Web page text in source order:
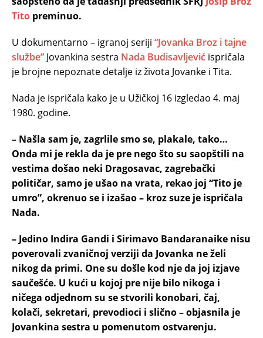
Tito preminuo.
U dokumentarno – igranoj seriji “Jovanka Broz i tajne
službe” Jovankina sestra Nada Budisavljević ispričala
je brojne nepoznate detalje iz života Jovanke i Tita.
Nada je ispričala kako je u Užičkoj 16 izgledao 4. maj
1980. godine.
– Našla sam je, zagrlile smo se, plakale, tako…
Onda mi je rekla da je pre nego što su saopštili na
vestima došao neki Dragosavac, zagrebački
političar, samo je ušao na vrata, rekao joj “Tito je
umro”, okrenuo se i izašao – kroz suze je ispričala
Nada.
– Jedino Indira Gandi i Sirimavo Bandaranaike nisu
poverovali zvaničnoj verziji da Jovanka ne želi
nikog da primi. One su došle kod nje da joj izjave
saučešće. U kući u kojoj pre nije bilo nikoga i
ničega odjednom su se stvorili konobari, čaj,
kolači, sekretari, prevodioci i slično – objasnila je
Jovankina sestra u pomenutom ostvarenju.